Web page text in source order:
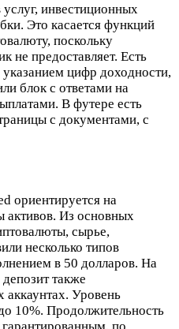
инвестиционных
Это касается функций
поскольку
не предоставляет. Есть
указанием цифр доходности,
блок с ответами на
В футере есть
с документами, с
ориентируется на
активов. Из основных
сырье,
несколько типов
в 50 долларов. На
также
аккаунтах. Уровень
10%. Продолжительность